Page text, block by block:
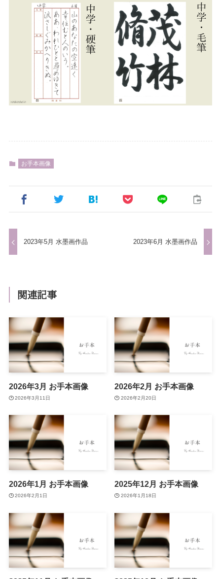
お手本画像
2023年5月 水墨画作品 2023年6月 水墨画作品
関連記事
2026年3月 お手本画像
2026年3月11日
2026年2月 お手本画像
2026年2月20日
2026年1月 お手本画像
2026年2月1日
2025年12月 お手本画像
2026年1月18日